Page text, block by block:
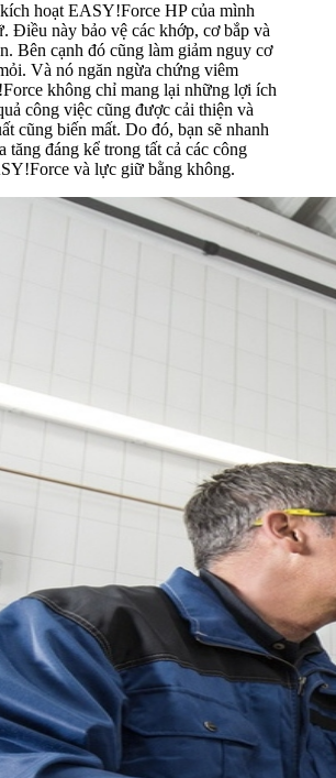
hoạt EASY!Force HP của mình
Điều này bảo vệ các khớp, cơ bắp và
Bên cạnh đó cũng làm giảm nguy cơ
Và nó ngăn ngừa chứng viêm
không chỉ mang lại những lợi ích
công việc cũng được cải thiện và
cũng biến mất. Do đó, bạn sẽ nhanh
tăng đáng kể trong tất cả các công
và lực giữ bằng không.